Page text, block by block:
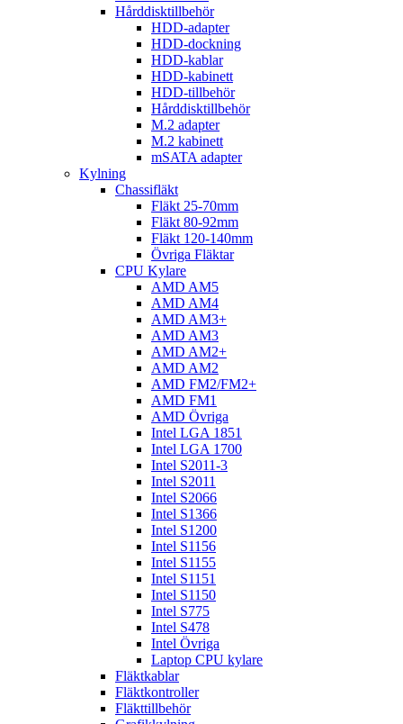
Hårddisktillbehör
HDD-adapter
HDD-dockning
HDD-kablar
HDD-kabinett
HDD-tillbehör
Hårddisktillbehör
M.2 adapter
M.2 kabinett
mSATA adapter
Kylning
Chassifläkt
Fläkt 25-70mm
Fläkt 80-92mm
Fläkt 120-140mm
Övriga Fläktar
CPU Kylare
AMD AM5
AMD AM4
AMD AM3+
AMD AM3
AMD AM2+
AMD AM2
AMD FM2/FM2+
AMD FM1
AMD Övriga
Intel LGA 1851
Intel LGA 1700
Intel S2011-3
Intel S2011
Intel S2066
Intel S1366
Intel S1200
Intel S1156
Intel S1155
Intel S1151
Intel S1150
Intel S775
Intel S478
Intel Övriga
Laptop CPU kylare
Fläktkablar
Fläktkontroller
Fläkttillbehör